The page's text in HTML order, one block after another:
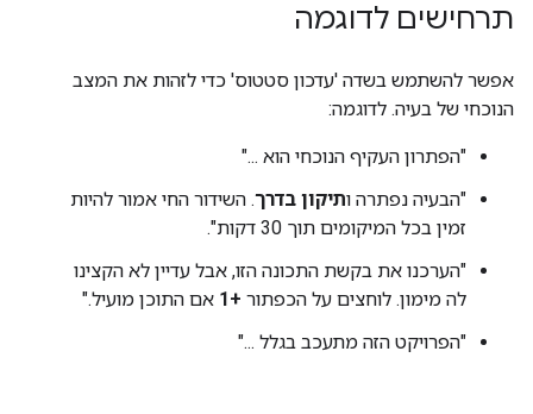
תרחישים לדוגמה
אפשר להשתמש בשדה 'עדכון סטטוס' כדי לזהות את המצב
הנוכחי של בעיה. לדוגמה:
"הפתרון העקיף הנוכחי הוא ..."
"הבעיה נפתרה ותיקון בדרך. השידור החי אמור להיות
זמין בכל המיקומים תוך 30 דקות".
"הערכנו את בקשת התכונה הזו, אבל עדיין לא הקצינו
לה מימון. לוחצים על הכפתור +1
אם התוכן מועיל."
"הפרויקט הזה מתעכב בגלל ..."